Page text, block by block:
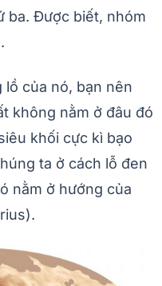
ba. Được biết, nhóm
của nó, bạn nên
không nằm ở đâu đó
khối cực kì bạo
ta ở cách lỗ đen
nằm ở hướng của